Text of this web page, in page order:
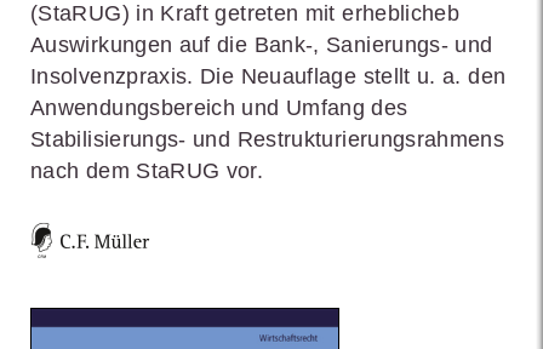
(StaRUG) in Kraft getreten mit erheblicheb
Auswirkungen auf die Bank-, Sanierungs- und
Insolvenzpraxis. Die Neuauflage stellt u. a. den
Anwendungsbereich und Umfang des
Stabilisierungs- und Restrukturierungsrahmens
nach dem StaRUG vor.